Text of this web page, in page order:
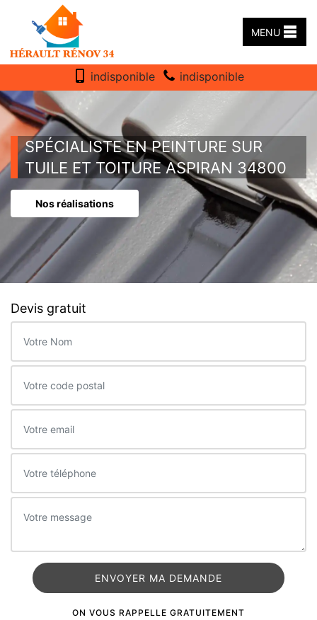
MENU
indisponible indisponible
SPÉCIALISTE EN PEINTURE SUR
TUILE ET TOITURE ASPIRAN 34800
Nos réalisations
Devis gratuit
ON VOUS RAPPELLE GRATUITEMENT